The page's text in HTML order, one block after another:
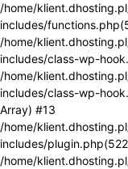
/home/
includes/
/home/
includes/class-wp-
/home/
includes/class-wp-
Array) #13
/home/
includes/
/home/